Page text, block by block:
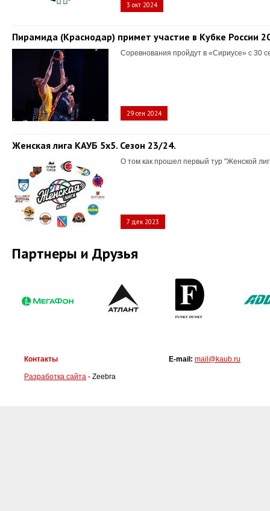
3 окт 2024
Пирамида (Краснодар) примет участие в Кубке России
Соревнования пройдут в «Сириусе» с 30
29 сен 2024
Женская лига КАУБ 5х5. Сезон 23/24.
О том как прошел первый тур "Женской
7 дек 2023
Партнеры и Друзья
Контакты
Разработка сайта - Zeebra
E-mail: mail@kaub.ru